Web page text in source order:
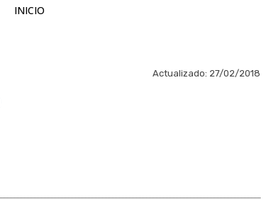
INICIO
Actualizado: 27/02/2018